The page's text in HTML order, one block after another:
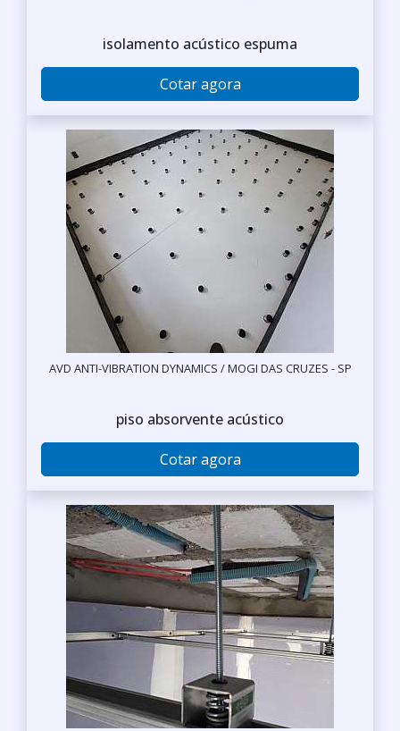
isolamento acústico espuma
Cotar agora
AVD ANTI-VIBRATION DYNAMICS / MOGI DAS CRUZES - SP
piso absorvente acústico
Cotar agora